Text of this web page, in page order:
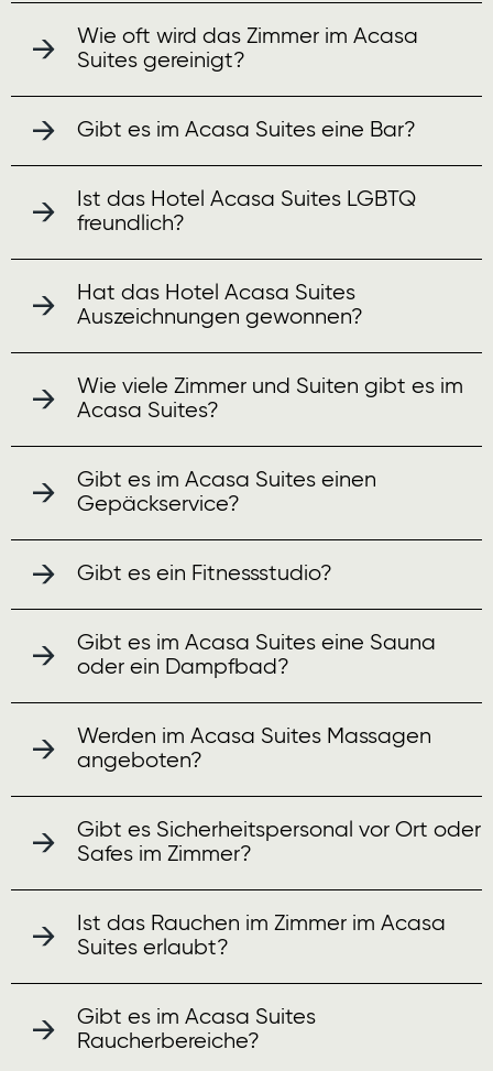
Wie oft wird das Zimmer im Acasa
Suites gereinigt?
Gibt es im Acasa Suites eine Bar?
Ist das Hotel Acasa Suites LGBTQ
freundlich?
Hat das Hotel Acasa Suites
Auszeichnungen gewonnen?
Wie viele Zimmer und Suiten gibt es im
Acasa Suites?
Gibt es im Acasa Suites einen
Gepäckservice?
Gibt es ein Fitnessstudio?
Gibt es im Acasa Suites eine Sauna
oder ein Dampfbad?
Werden im Acasa Suites Massagen
angeboten?
Gibt es Sicherheitspersonal vor Ort oder
Safes im Zimmer?
Ist das Rauchen im Zimmer im Acasa
Suites erlaubt?
Gibt es im Acasa Suites
Raucherbereiche?